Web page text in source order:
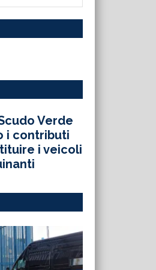
Verde
i contributi
i veicoli